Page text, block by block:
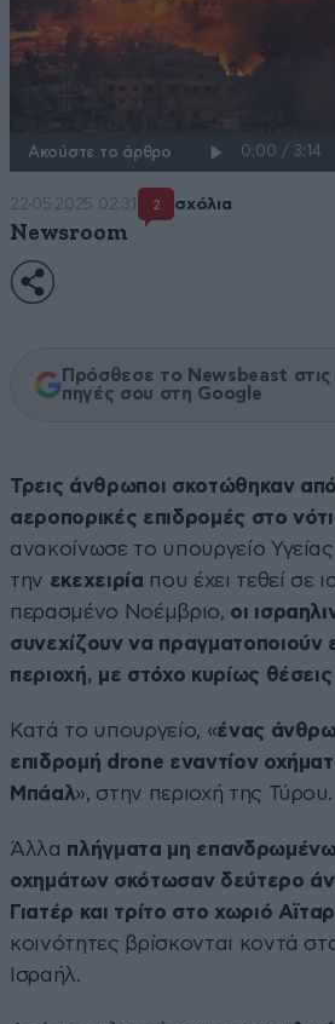
Ακούστε το άρθρο
22·05·2025 02:31 2 σχόλια
Newsroom
Πρόσθεσε το Newsbeast στις
πηγές σου στη Google
Τρεις άνθρωποι σκοτώθηκαν από
αεροπορικές επιδρομές στο
ανακοίνωσε το υπουργείο
την εκεχειρία που έχει τεθεί σε
περασμένο Νοέμβριο, οι
συνεχίζουν να πραγματοποιούν
περιοχή, με στόχο κυρίως
Κατά το υπουργείο, «ένας
επιδρομή drone εναντίον
Μπάαλ», στην περιοχή της Τύρου.
Άλλα πλήγματα μη
οχημάτων σκότωσαν δεύτερο
Γιατέρ και τρίτο στο χωριό
κοινότητες βρίσκονται κοντά
Ισραήλ.